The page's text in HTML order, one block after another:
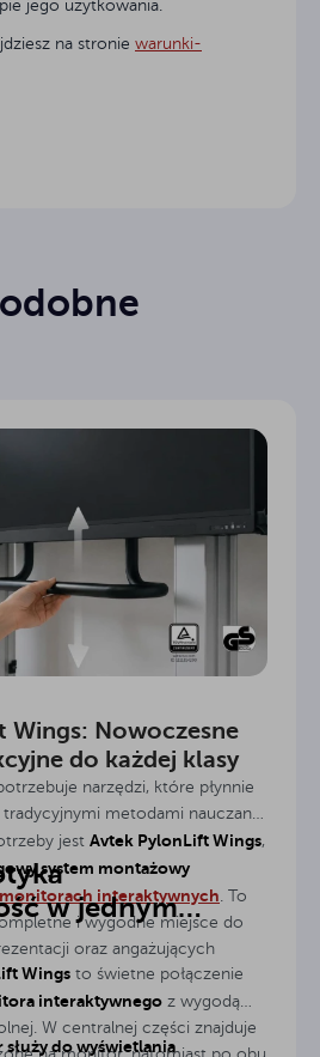
jego użytkowania.
na stronie warunki-
Wings: Nowoczesne
do każdej klasy
narzędzi, które płynnie
metodami nauczania.
jest Avtek PylonLift Wings,
system montażowy
monitorach interaktywnych . To
i wygodne miejsce do
oraz angażujących
w jednym
Wings to świetne połączenie
interaktywnego z wygodą
W centralnej części znajduje
na monitor, natomiast po obu
do wyświetlania